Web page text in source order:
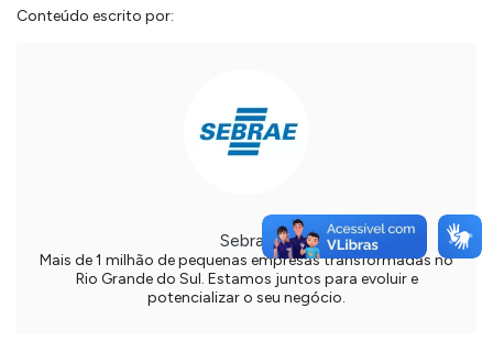
Conteúdo escrito por:
Sebrae
Mais de 1 milhão de pequenas empresas transformadas no
Rio Grande do Sul. Estamos juntos para evoluir e
potencializar o seu negócio.